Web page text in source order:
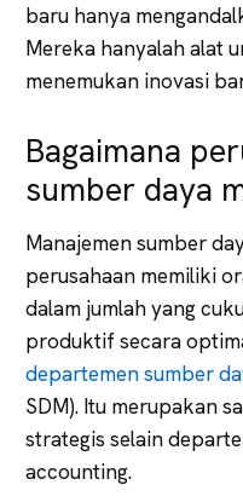
baru hanya
Mereka hanyalah alat
menemukan inovasi
Bagaimana
sumber daya
Manajemen sumber
perusahaan memiliki
dalam jumlah yang
produktif secara
departemen sumber
SDM). Itu merupakan
strategis selain
accounting.